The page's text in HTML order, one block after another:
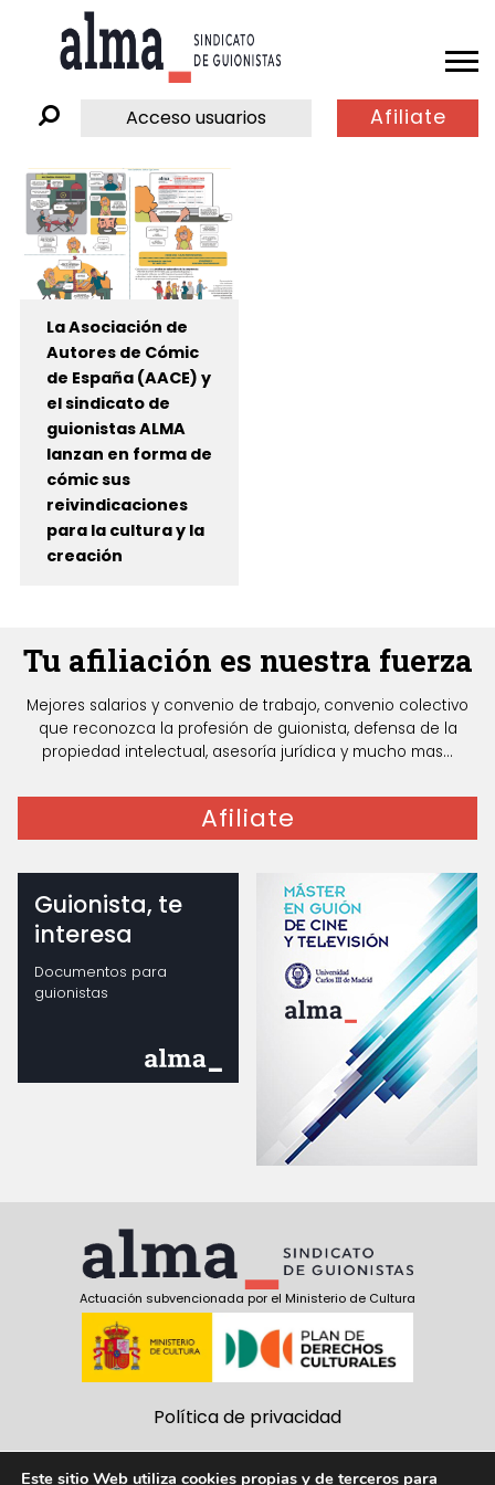
Acceso usuarios Afiliate
La Asociación de
Autores de Cómic
de España (AACE) y
el sindicato de
guionistas ALMA
lanzan en forma de
cómic sus
reivindicaciones
para la cultura y la
creación
Tu afiliación es nuestra fuerza
Mejores salarios y convenio de trabajo, convenio colectivo
que reconozca la profesión de guionista, defensa de la
propiedad intelectual, asesoría jurídica y mucho mas...
Afiliate
Guionista, te
interesa
Documentos para
guionistas
Actuación subvencionada por el Ministerio de Cultura
Política de privacidad
Este sitio Web utiliza cookies propias y de terceros para